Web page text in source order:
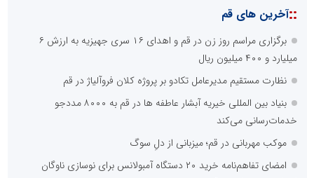
::آخرین های قم
برگزاری مراسم روز زن در قم و اهدای ۱۶ سری جهیزیه به ارزش ۶
میلیارد و ۴۰۰ میلیون ریال
نظارت مستقیم مدیرعامل تکادو بر پروژه کلان فروآلیاژ در قم
بنیاد بین المللی خیریه آبشار عاطفه ها در قم به ۸۰۰۰ مددجو
خدمات‌رسانی می‌کند
موکب مهربانی در قم؛ میزبانی از دلِ سوگ
امضای تفاهم‌نامه خرید ۲۰ دستگاه آمبولانس برای نوسازی ناوگان